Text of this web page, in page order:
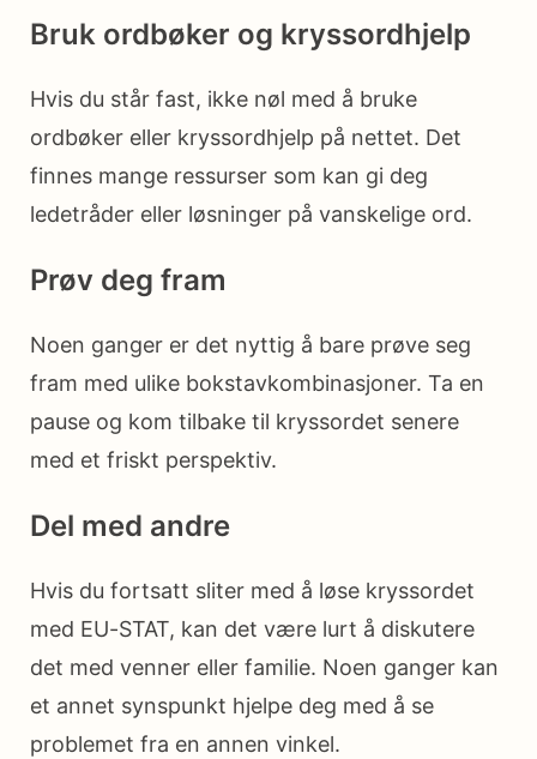
Bruk ordbøker og kryssordhjelp
Hvis du står fast, ikke nøl med å bruke
ordbøker eller kryssordhjelp på nettet. Det
finnes mange ressurser som kan gi deg
ledetråder eller løsninger på vanskelige ord.
Prøv deg fram
Noen ganger er det nyttig å bare prøve seg
fram med ulike bokstavkombinasjoner. Ta en
pause og kom tilbake til kryssordet senere
med et friskt perspektiv.
Del med andre
Hvis du fortsatt sliter med å løse kryssordet
med EU-STAT, kan det være lurt å diskutere
det med venner eller familie. Noen ganger kan
et annet synspunkt hjelpe deg med å se
problemet fra en annen vinkel.